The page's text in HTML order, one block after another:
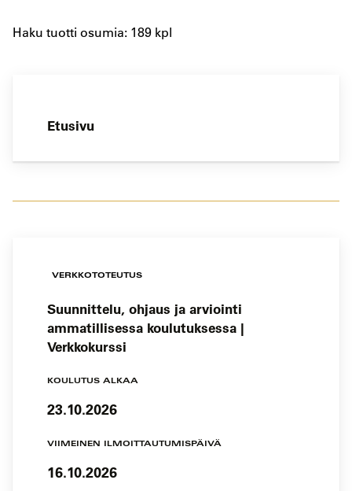
Haku tuotti osumia: 189 kpl
Etusivu
VERKKOTOTEUTUS
Suunnittelu, ohjaus ja arviointi
ammatillisessa koulutuksessa |
Verkkokurssi
KOULUTUS ALKAA
23.10.2026
VIIMEINEN ILMOITTAUTUMISPÄIVÄ
16.10.2026